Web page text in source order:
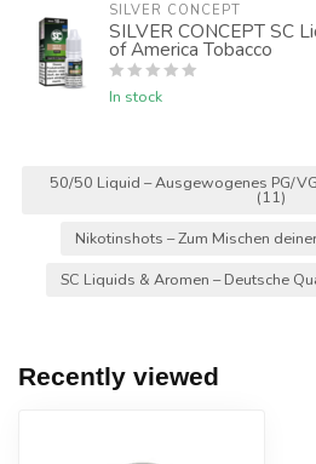
SILVER CONCEPT
SILVER CONCEPT SC
of America Tobacco
In stock
50/50 Liquid – Ausgewogenes PG/
(11)
Nikotinshots – Zum Mischen
SC Liquids & Aromen – Deutsche
Recently viewed